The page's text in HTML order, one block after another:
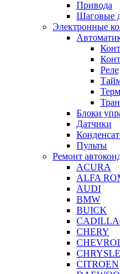
Привода
Шаговые
Электронные
Реле
Блоки
Датчики
Пульты
Ремонт
ACURA
ALFA
AUDI
BMW
BUICK
CHERY
CITROEN